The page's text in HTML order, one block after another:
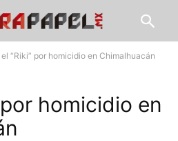
“Riki” por homicidio en Chimalhuacán
por homicidio en